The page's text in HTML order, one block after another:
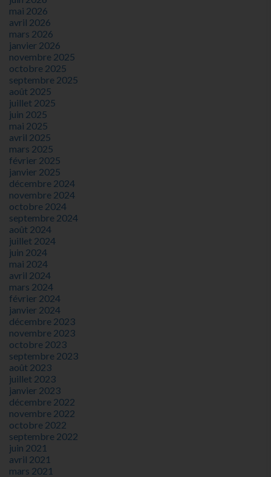
mai 2026
avril 2026
mars 2026
janvier 2026
novembre 2025
octobre 2025
septembre 2025
août 2025
juillet 2025
juin 2025
mai 2025
avril 2025
mars 2025
février 2025
janvier 2025
décembre 2024
novembre 2024
octobre 2024
septembre 2024
août 2024
juillet 2024
juin 2024
mai 2024
avril 2024
mars 2024
février 2024
janvier 2024
décembre 2023
novembre 2023
octobre 2023
septembre 2023
août 2023
juillet 2023
janvier 2023
décembre 2022
novembre 2022
octobre 2022
septembre 2022
juin 2021
avril 2021
mars 2021